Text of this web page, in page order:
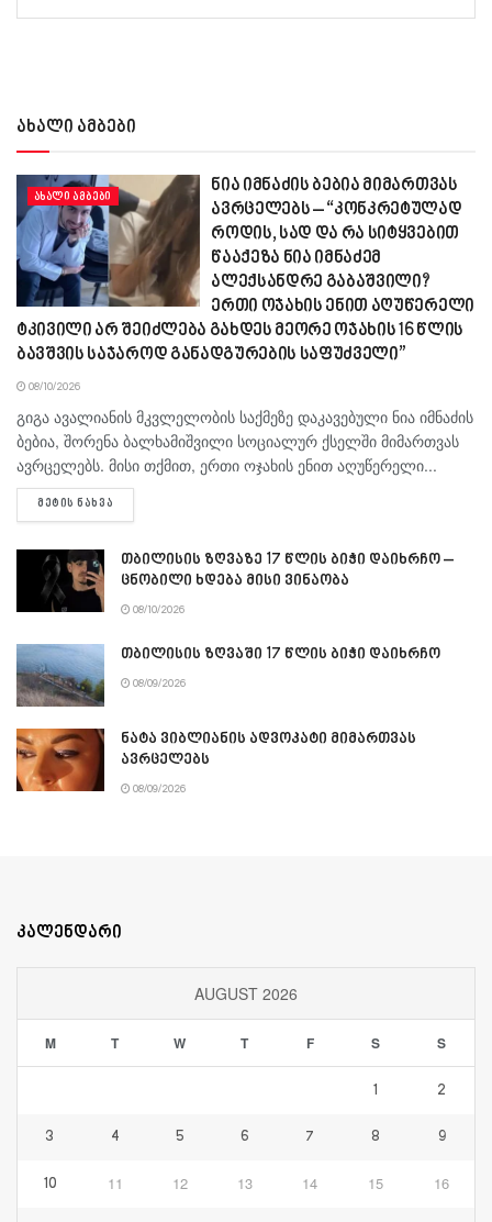
ახალი ამბები
ᲐᲮᲐᲚᲘ ᲐᲛᲑᲔᲑᲘ
ნია იმნაძის ბებია მიმართვას
ავრცელებს – “კონკრეტულად
როდის, სად და რა სიტყვებით
წააქეზა ნია იმნაძემ
ალექსანდრე გაბაშვილი?
ერთი ოჯახის ენით აღუწერელი
ტკივილი არ შეიძლება გახდეს მეორე ოჯახის 16 წლის
ბავშვის საჯაროდ განადგურების საფუძველი”
08/10/2026
გიგა ავა­ლი­ა­ნის მკვლე­ლო­ბის საქ­მე­ზე და­კა­ვე­ბუ­ლი ნია იმ­ნა­ძის
ბე­ბია, შო­რე­ნა ბალ­ხა­მიშ­ვი­ლი სო­ცი­ა­ლურ ქსელ­ში მი­მარ­თვას
ავ­რცე­ლებს. მისი თქმით, ერთი ოჯა­ხის ენით აღუ­წე­რე­ლი...
ᲛᲔᲢᲘᲡ ᲜᲐᲮᲕᲐ
თბილისის ზღვაზე 17 წლის ბიჭი დაიხრჩო –
ცნობილი ხდება მისი ვინაობა
08/10/2026
თბილისის ზღვაში 17 წლის ბიჭი დაიხრჩო
08/09/2026
ნატა ვიბლიანის ადვოკატი მიმართვას
ავრცელებს
08/09/2026
კალენდარი
AUGUST 2026
M T W T F S S
1 2
3 4 5 6 7 8 9
10 11 12 13 14 15 16